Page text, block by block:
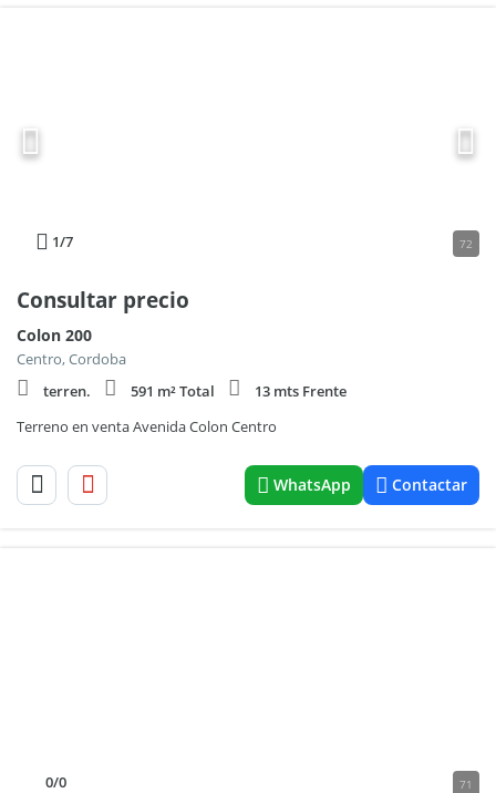
1/7 72
Consultar precio
Colon 200
Centro, Cordoba
terren.
591 m² Total
13 mts Frente
Terreno en venta Avenida Colon Centro
WhatsApp Contactar
0/0 71